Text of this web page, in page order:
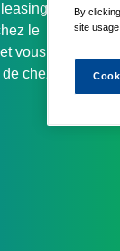
Ainsi,
le
vous profitez
chez vous.
By
site